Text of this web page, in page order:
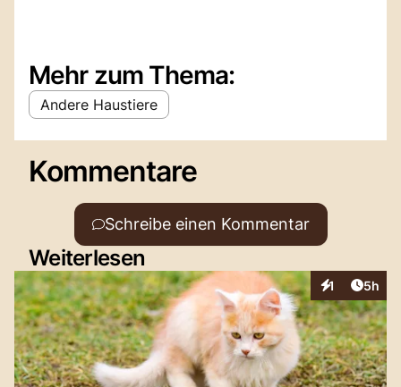
Mehr zum Thema:
Andere Haustiere
Kommentare
Schreibe einen Kommentar
Weiterlesen
1
Interaktionen
5h